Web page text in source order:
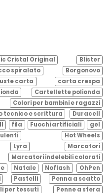
Cristal Original
Blister
spiralato
Borgonovo
carta
carta crespa
Cartellette polionda
Colori per bambini e ragazzi
tecnico e scrittura
Duracell
fila Fuochi artificiali
gel
Hot Wheels
Lyra
Marcatori
Marcatori indelebili colorati
Natale Noflash
OhPen
Pastelli
Penna a scatto
per tessuti
Penne a sfera